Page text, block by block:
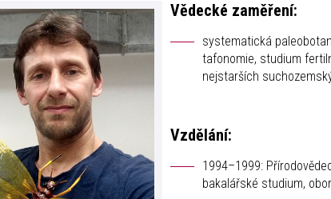
Vědecké zaměření:
systematická
tafonomie, studium
nejstarších
Vzdělání:
1994–1999:
bakalářské studium,